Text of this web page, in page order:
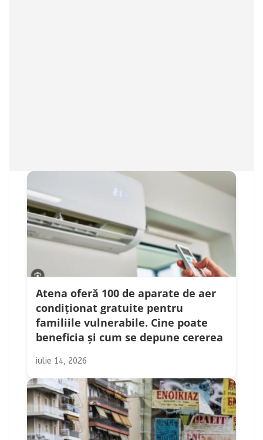
Atena oferă 100 de aparate de aer
condiționat gratuite pentru
familiile vulnerabile. Cine poate
beneficia și cum se depune cererea
iulie 14, 2026